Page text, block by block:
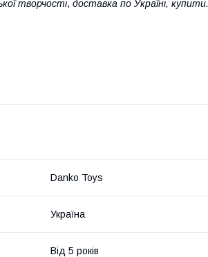
творчості, доставка по Україні, купити.
Danko Toys
Україна
Від 5 років